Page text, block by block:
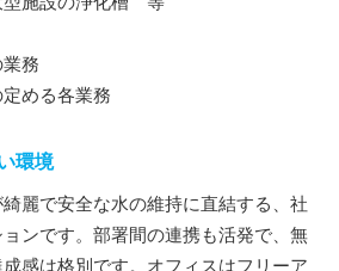
業務
定める各業務
環境
麗で安全な水の維持に直結する、社
ンです。部署間の連携も活発で、無
感は格別です。オフィスはフリーア